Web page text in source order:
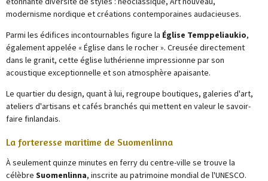
modernisme nordique et créations contemporaines audacieuses.
Parmi les édifices incontournables figure la Église Temppeliaukio,
également appelée « Église dans le rocher ». Creusée directement
dans le granit, cette église luthérienne impressionne par son
acoustique exceptionnelle et son atmosphère apaisante.
Le quartier du design, quant à lui, regroupe boutiques, galeries d'art,
ateliers d'artisans et cafés branchés qui mettent en valeur le savoir-
faire finlandais.
La forteresse maritime de Suomenlinna
À seulement quinze minutes en ferry du centre-ville se trouve la
célèbre Suomenlinna, inscrite au patrimoine mondial de l'UNESCO.